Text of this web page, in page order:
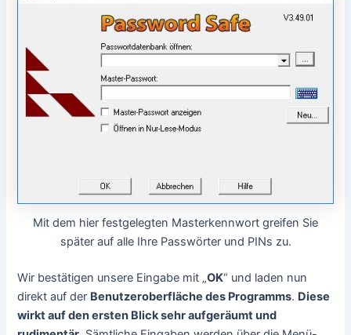
Mit dem hier festgelegten Masterkennwort greifen Sie
später auf alle Ihre Passwörter und PINs zu.
Wir bestätigen unsere Eingabe mit „OK“ und laden nun
direkt auf der Benutzeroberfläche des Programms. Diese
wirkt auf den ersten Blick sehr aufgeräumt und